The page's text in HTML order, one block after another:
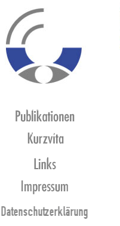
Publikationen
Kurzvita
Links